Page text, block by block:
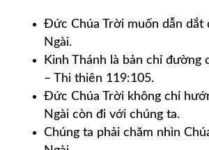
Đức Chúa Trời muốn dẫn dắt
Ngài.
Kinh Thánh là bản chỉ đường
– Thi thiên 119:105.
Đức Chúa Trời không chỉ
Ngài còn đi với chúng ta.
Chúng ta phải chăm nhìn